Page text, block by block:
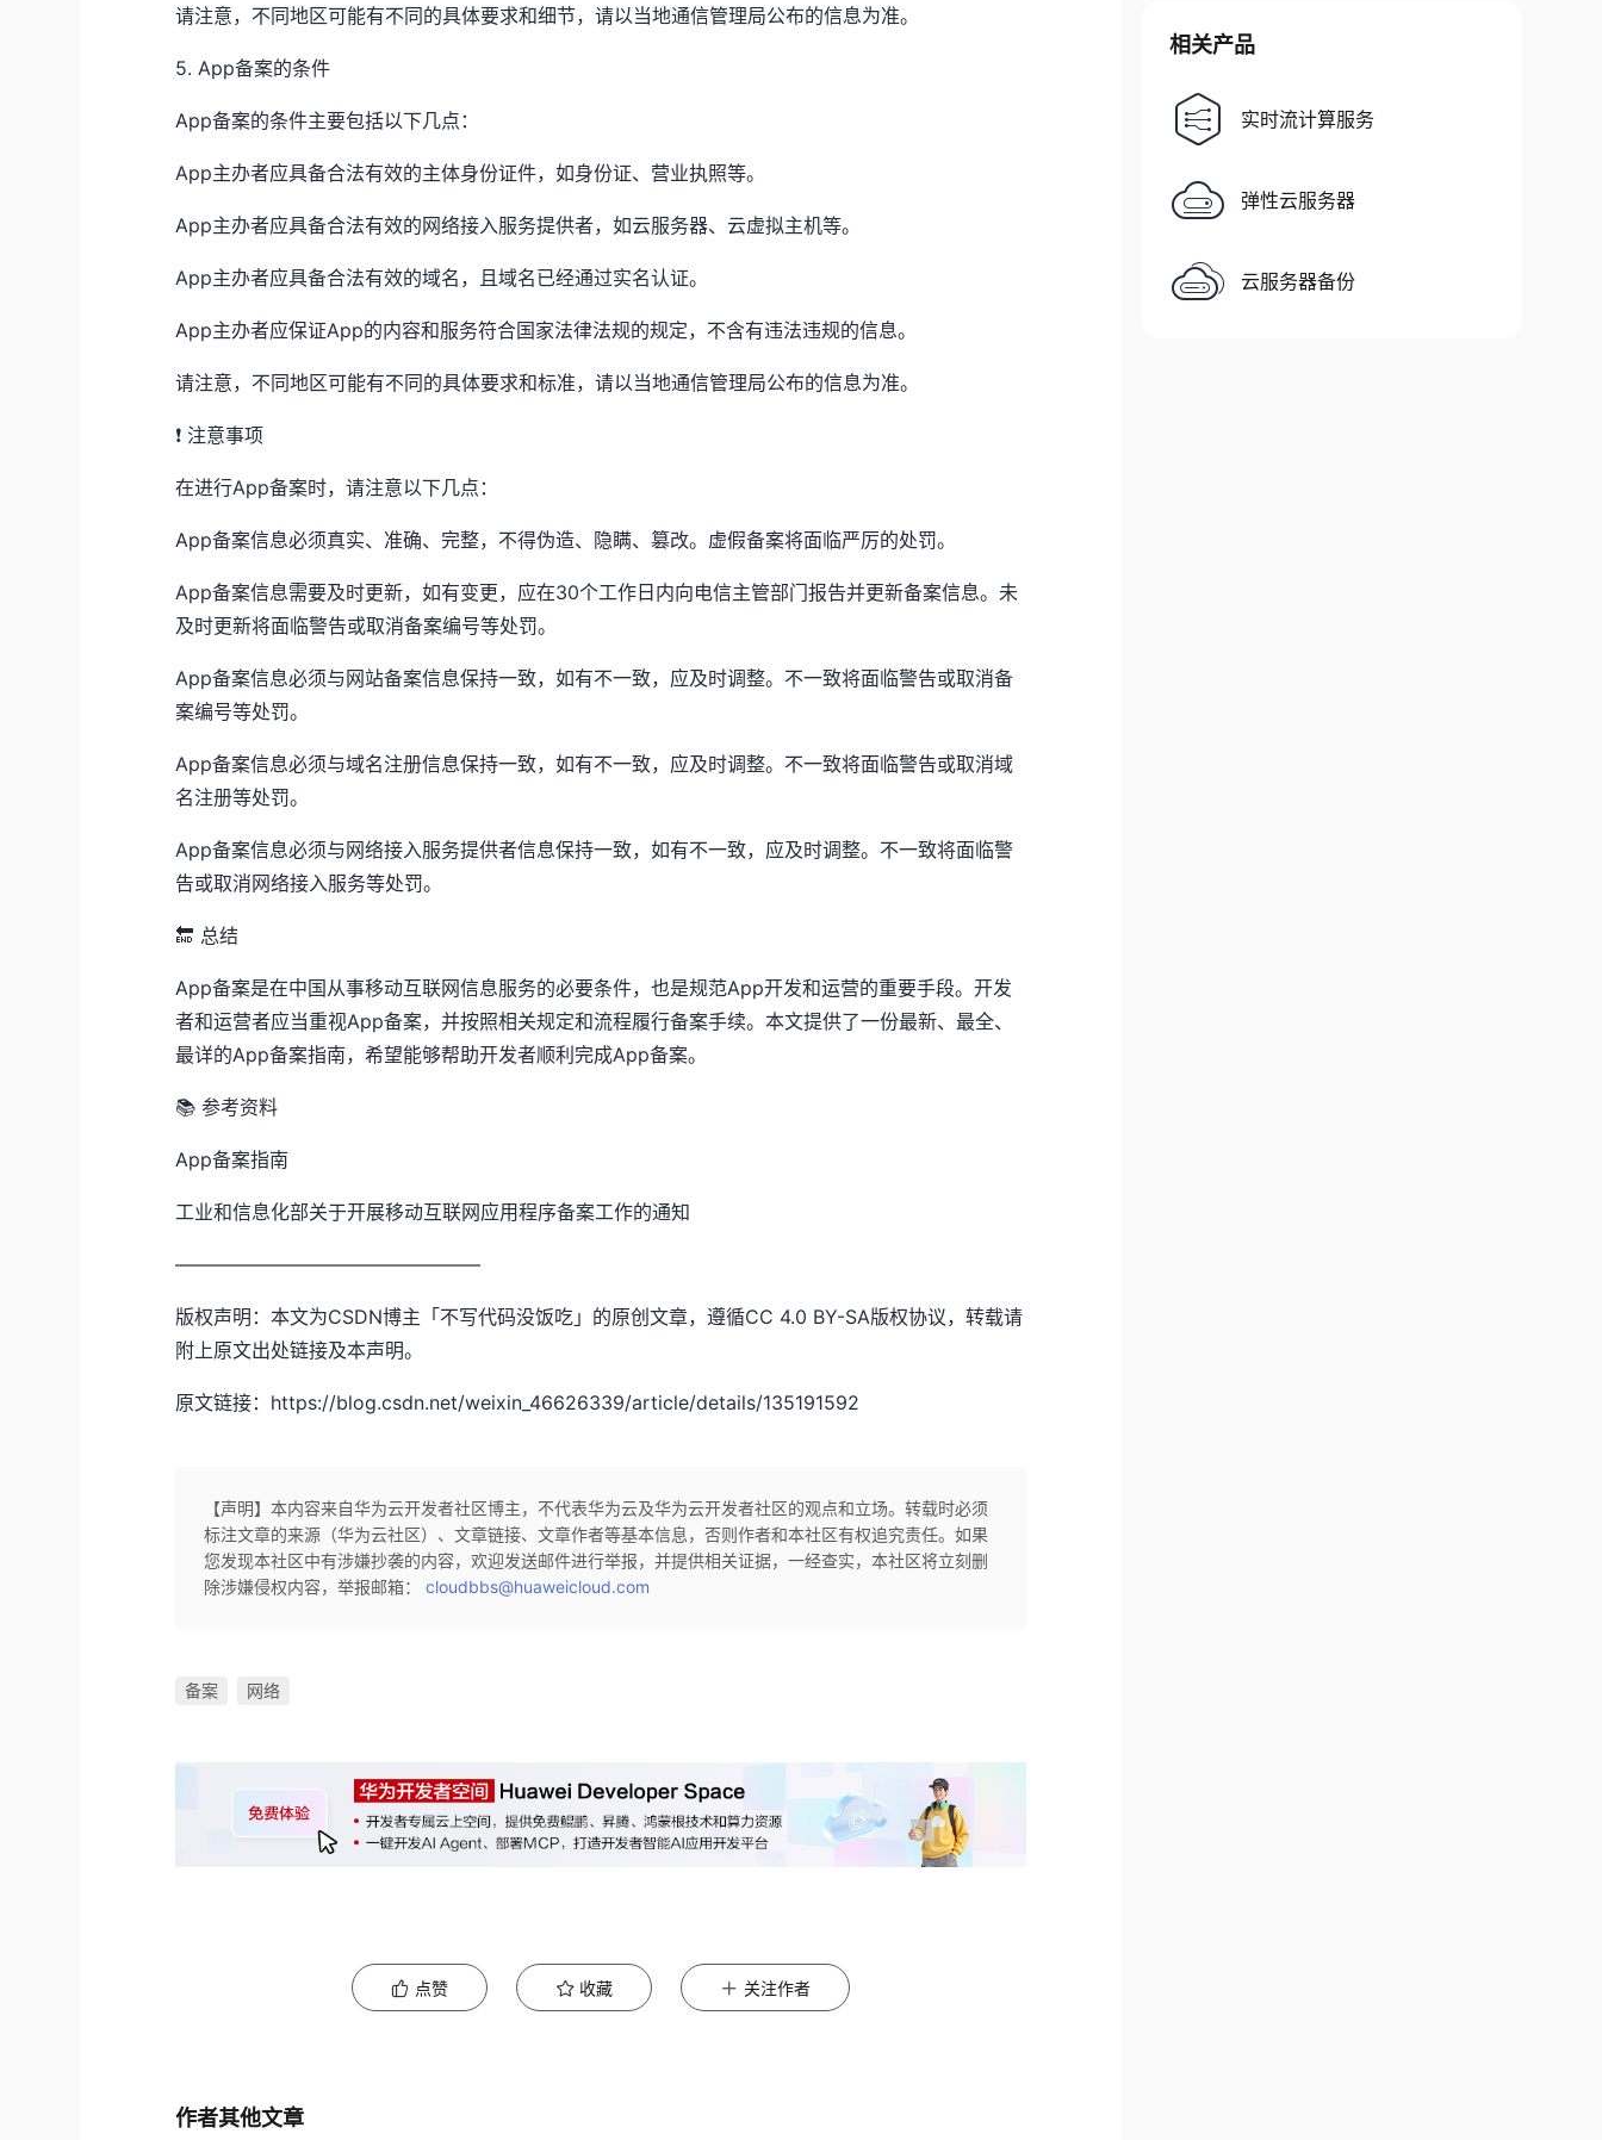
请注意，不同地区可能有不同的具体要求和细节，请以当地通信管理局公布的信息为准。
5. App备案的条件
App备案的条件主要包括以下几点：
App主办者应具备合法有效的主体身份证件，如身份证、营业执照等。
App主办者应具备合法有效的网络接入服务提供者，如云服务器、云虚拟主机等。
App主办者应具备合法有效的域名，且域名已经通过实名认证。
App主办者应保证App的内容和服务符合国家法律法规的规定，不含有违法违规的信息。
请注意，不同地区可能有不同的具体要求和标准，请以当地通信管理局公布的信息为准。
❗ 注意事项
在进行App备案时，请注意以下几点：
App备案信息必须真实、准确、完整，不得伪造、隐瞒、篡改。虚假备案将面临严厉的处罚。
App备案信息需要及时更新，如有变更，应在30个工作日内向电信主管部门报告并更新备案信息。未
及时更新将面临警告或取消备案编号等处罚。
App备案信息必须与网站备案信息保持一致，如有不一致，应及时调整。不一致将面临警告或取消备
案编号等处罚。
App备案信息必须与域名注册信息保持一致，如有不一致，应及时调整。不一致将面临警告或取消域
名注册等处罚。
App备案信息必须与网络接入服务提供者信息保持一致，如有不一致，应及时调整。不一致将面临警
告或取消网络接入服务等处罚。
🔚 总结
App备案是在中国从事移动互联网信息服务的必要条件，也是规范App开发和运营的重要手段。开发
者和运营者应当重视App备案，并按照相关规定和流程履行备案手续。本文提供了一份最新、最全、
最详的App备案指南，希望能够帮助开发者顺利完成App备案。
📚 参考资料
App备案指南
工业和信息化部关于开展移动互联网应用程序备案工作的通知
————————————————
版权声明：本文为CSDN博主「不写⁠代码没饭吃」的原创文章，遵循CC 4.0 BY-SA版权协议，转载请
附上原文出处链接及本声明。
原文链接：https://blog.csdn.net/weixin_46626339/article/details/135191592
【声明】本内容来自华为云开发者社区博主，不代表华为云及华为云开发者社区的观点和立场。转载时必须
标注文章的来源（华为云社区）、文章链接、文章作者等基本信息，否则作者和本社区有权追究责任。如果
您发现本社区中有涉嫌抄袭的内容，欢迎发送邮件进行举报，并提供相关证据，一经查实，本社区将立刻删
除涉嫌侵权内容，举报邮箱：cloudbbs@huaweicloud.com
备案 网络
点赞 收藏 关注作者
作者其他文章
相关产品
实时流计算服务
弹性云服务器
云服务器备份